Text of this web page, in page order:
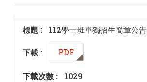
112學士班單獨招生簡章公告
PDF
1029